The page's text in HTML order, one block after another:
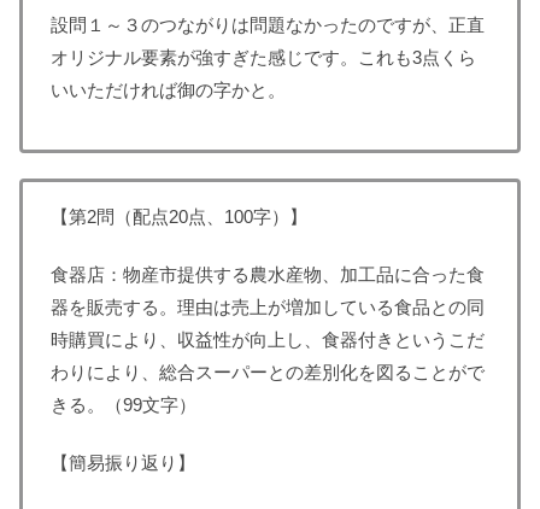
設問１～３のつながりは問題なかったのですが、正直
オリジナル要素が強すぎた感じです。これも3点くら
いいただければ御の字かと。
【第2問（配点20点、100字）】
食器店：物産市提供する農水産物、加工品に合った食
器を販売する。理由は売上が増加している食品との同
時購買により、収益性が向上し、食器付きというこだ
わりにより、総合スーパーとの差別化を図ることがで
きる。（99文字）
【簡易振り返り】